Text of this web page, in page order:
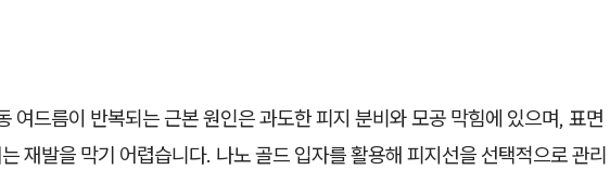
여드름이 반복되는 근본 원인은 과도한 피지 분비와 모공 막힘에 있으며, 표면
재발을 막기 어렵습니다. 나노 골드 입자를 활용해 피지선을 선택적으로 관리